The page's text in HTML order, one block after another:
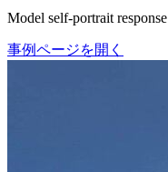
Model self-portrait response
事例ページを開く